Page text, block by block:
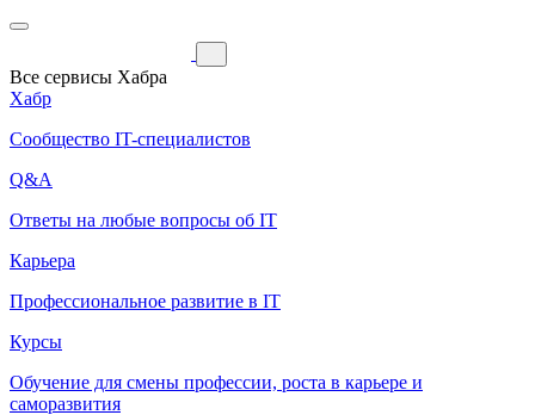
Все сервисы Хабра
Хабр
Сообщество IT-специалистов
Q&A
Ответы на любые вопросы об IT
Карьера
Профессиональное развитие в IT
Курсы
Обучение для смены профессии, роста в карьере и
саморазвития